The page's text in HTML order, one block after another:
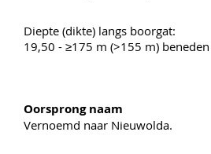
Diepte (dikte) langs boorgat:
19,50 - ≥175 m (>155 m)
Oorsprong naam
Vernoemd naar Nieuwolda.